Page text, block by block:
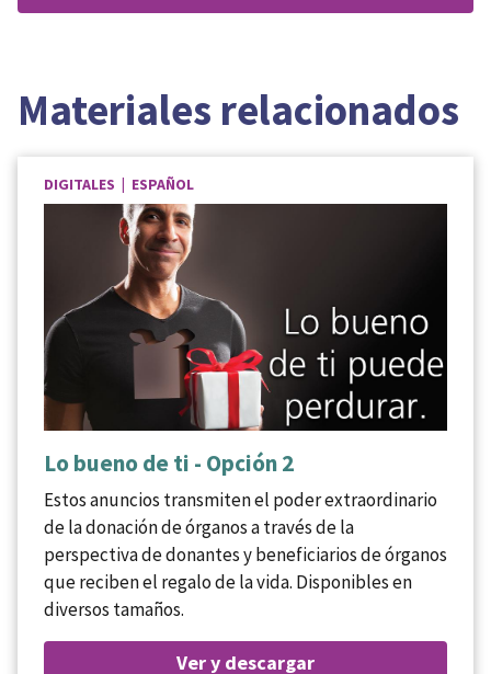
Materiales relacionados
DIGITALES | ESPAÑOL
Lo bueno de ti - Opción 2
Estos anuncios transmiten el poder extraordinario
de la donación de órganos a través de la
perspectiva de donantes y beneficiarios de órganos
que reciben el regalo de la vida. Disponibles en
diversos tamaños.
Ver y descargar